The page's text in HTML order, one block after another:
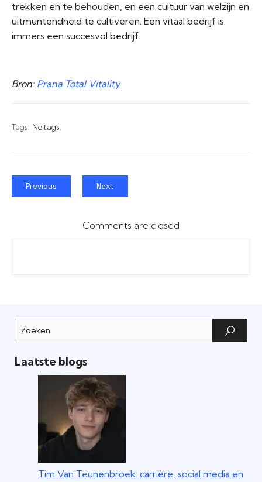
trekken en te behouden, en een cultuur van welzijn en
uitmuntendheid te cultiveren. Een vitaal bedrijf is
immers een succesvol bedrijf.
Bron: Prana Total Vitality
Tags: No tags
Previous Next
Comments are closed
Laatste blogs
Tim Van Teunenbroek: carrière, social media en